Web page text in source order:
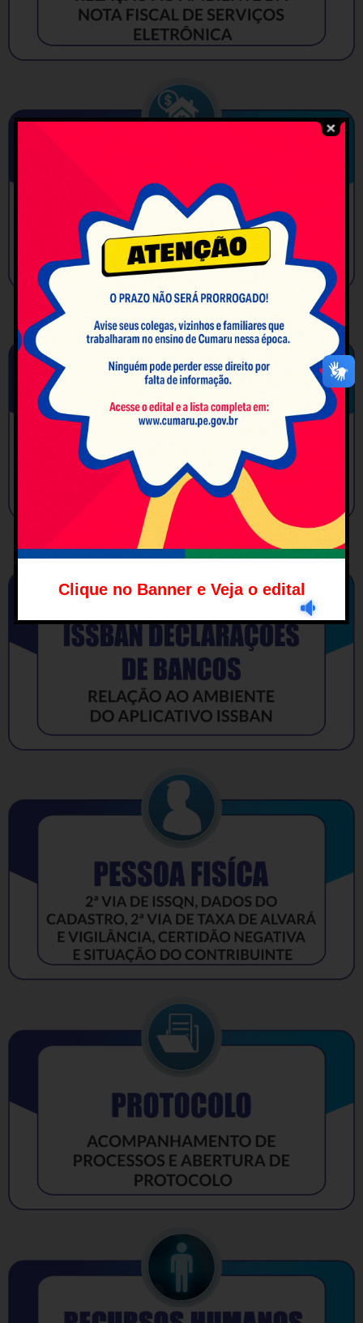
Clique no Banner e Veja o edital